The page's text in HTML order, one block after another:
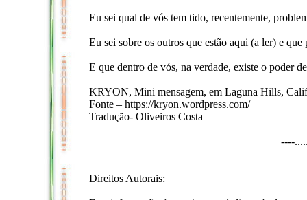
Eu sei qual de vós tem tido, recentemente,
Eu sei sobre os outros que estão aqui (a ler) e
E que dentro de vós, na verdade, existe o poder
KRYON, Mini mensagem, em Laguna Hills,
Fonte – https://kryon.wordpress.com/
Tradução- Oliveiros Costa
----
Direitos Autorais: